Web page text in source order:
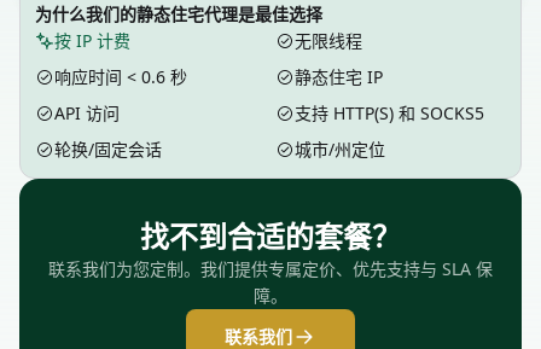
为什么我们的静态住宅代理是最佳选择
按 IP 计费
无限线程
响应时间 < 0.6 秒
静态住宅 IP
API 访问
支持 HTTP(S) 和 SOCKS5
轮换/固定会话
城市/州定位
找不到合适的套餐？
联系我们为您定制。我们提供专属定价、优先支持与 SLA 保
障。
联系我们